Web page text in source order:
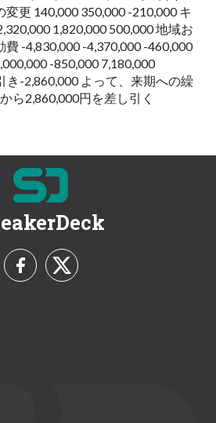
変更 140,000 350,000 -210,000 キ
1,820,000 500,000 地域お
費 -4,830,000 -4,370,000 -460,000
-850,000 7,180,000
き-2,860,000 よって、来期への繰
ら2,860,000円を差し引く